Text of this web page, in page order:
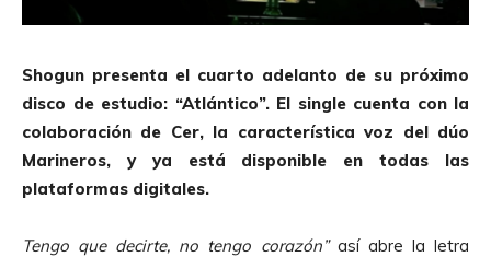
Shogun presenta el cuarto adelanto de su próximo
disco de estudio: “Atlántico”. El single cuenta con la
colaboración de Cer, la característica voz del dúo
Marineros, y ya está disponible en todas las
plataformas digitales.
Tengo que decirte, no tengo corazón” así abre la letra